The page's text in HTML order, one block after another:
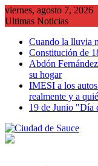
Saltar
al
viernes, agosto 7, 2026
Ultimas Noticias
Cuando la lluvia
Constitución de
Abdón
su hogar
IMESI a los
realmente y a
19 de Junio "Día